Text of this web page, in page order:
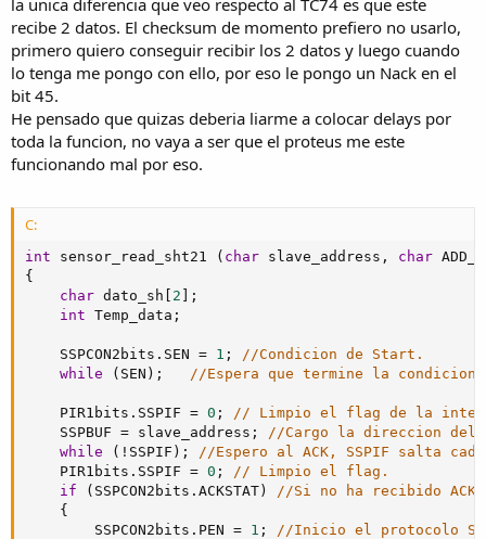
la unica diferencia que veo respecto al TC74 es que este
recibe 2 datos. El checksum de momento prefiero no usarlo,
primero quiero conseguir recibir los 2 datos y luego cuando
lo tenga me pongo con ello, por eso le pongo un Nack en el
bit 45.
He pensado que quizas deberia liarme a colocar delays por
toda la funcion, no vaya a ser que el proteus me este
funcionando mal por eso.
C:
int sensor_read_sht21 ( char slave_address , char
{
char dato_sh [ 2 ] ;
int Temp_data ;
    SSPCON2bits
. SEN = 1 ;
//Condicion de Start.
while
( SEN ) ; //Espera que termine la
    PIR1bits
. SSPIF = 0 ;
// Limpio el flag de la
    SSPBUF
= slave_address ;
//Cargo la direccion del
while
( ! SSPIF ) ;
//Espero al ACK, SSPIF salta
    PIR1bits
. SSPIF = 0 ;
// Limpio el flag.
if
( SSPCON2bits . ACKSTAT)
//Si no ha recibido ACK,
{
        SSPCON2bits
. PEN = 1 ;
//Inicio el protocolo